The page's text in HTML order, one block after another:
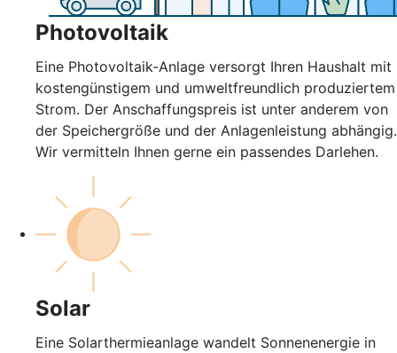
Photovoltaik
Eine Photovoltaik-Anlage versorgt Ihren Haushalt mit
kostengünstigem und umweltfreundlich produziertem
Strom. Der Anschaffungspreis ist unter anderem von
der Speichergröße und der Anlagenleistung abhängig.
Wir vermitteln Ihnen gerne ein passendes Darlehen.
Solar
Eine Solarthermieanlage wandelt Sonnenenergie in